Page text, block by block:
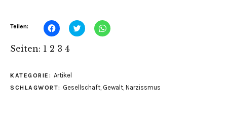
Teilen: Klick,
um
Facebook
zu
in
neuem
Fenster
geöffnet)
Klick,
um
Fenster
geöffnet)
Klicken,
um
Fenster
geöffnet)
Seiten: 1 2 3 4
KATEGORIE: Artikel
SCHLAGWORT: Gesellschaft Gewalt Narzissmus